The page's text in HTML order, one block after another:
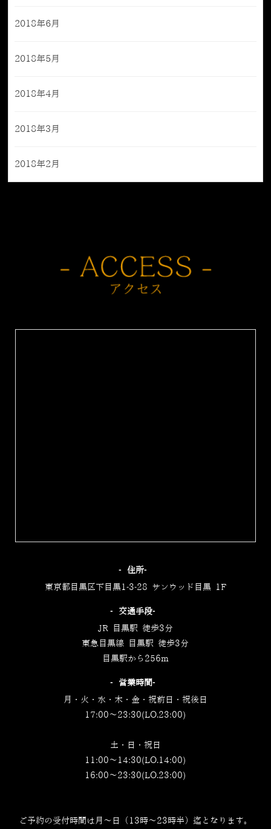
2018年6月
2018年5月
2018年4月
2018年3月
2018年2月
‐住所‐
東京都目黒区下目黒1-3-28 サンウッド目黒 1F
‐交通手段‐
JR 目黒駅 徒歩3分
東急目黒線 目黒駅 徒歩3分
目黒駅から256m
‐営業時間‐
月・火・水・木・金・祝前日・祝後日
17:00～23:30(LO.23:00)
土・日・祝日
11:00～14:30(LO.14:00)
16:00～23:30(LO.23:00)
ご予約の受付時間は月～日（13時～23時半）迄となります。